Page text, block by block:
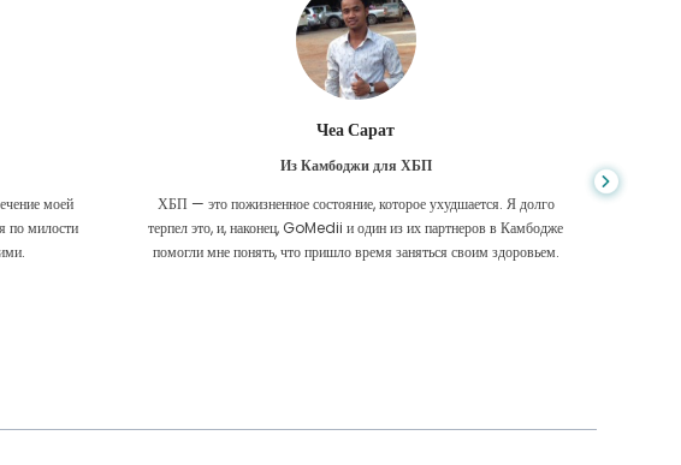
моей
по милости
Чеа Сарат
Из Камбоджи для ХБП
ХБП — это пожизненное состояние, которое ухудшается. Я долго
терпел это, и, наконец, GoMedii и один из их партнеров в Камбодже
помогли мне понять, что пришло время заняться своим здоровьем.